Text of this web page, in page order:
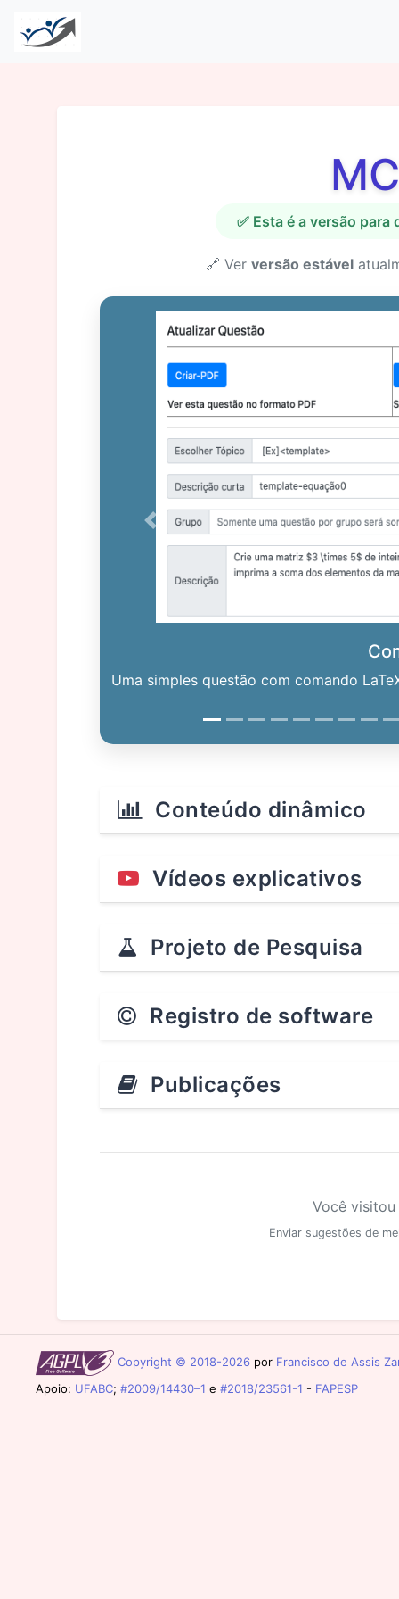
✅ Esta é a versão
🔗 Ver versão estável
Uma simples questão com comando
Previous
Conteúdo dinâmico
Vídeos explicativos
Projeto de Pesquisa
Registro de software
Publicações
Você
Enviar sugestões de
Copyright © 2018-2026 por Francisco de Assis
Apoio: UFABC; #2009/14430–1 e #2018/23561-1 - FAPESP